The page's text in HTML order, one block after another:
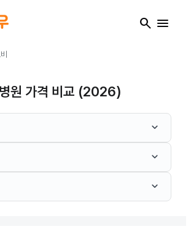
search menu
원 가격 비교 (2026)
keyboard_arrow_down
keyboard_arrow_down
keyboard_arrow_down